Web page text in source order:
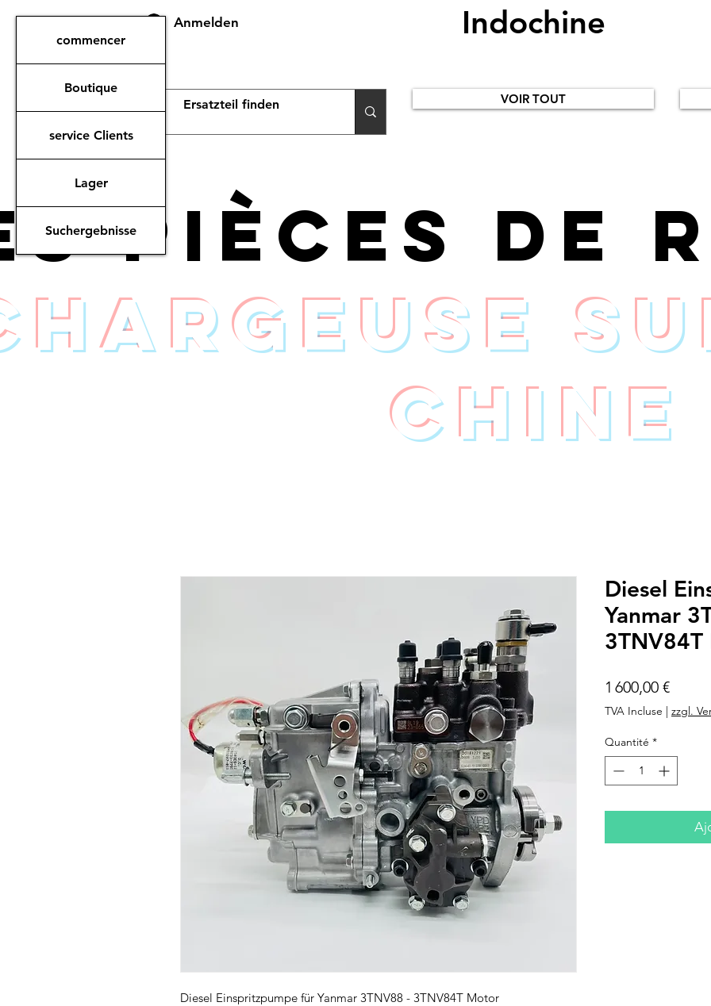
commencer
Boutique
service Clients
Lager
Suchergebnisse
Anmelden Indochine
VOIR TOUT
pièces de
Chine
Diesel Einspritzpumpe für Yanmar 3TNV88 - 3TNV84T Motor
Diesel
Yanmar
1 600,00 €Prix
TVA Incluse | zzgl.
Quantité *